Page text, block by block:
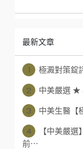
最新文章
1
極澱對策錠
2
中美嚴選 ★
3
中美生醫【
4
【中美嚴
前⋯